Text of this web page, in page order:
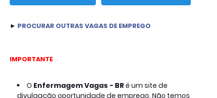
► PROCURAR OUTRAS VAGAS DE EMPREGO
IMPORTANTE
O Enfermagem Vagas - BR é um site de
divulgação oportunidade de emprego. Não temos